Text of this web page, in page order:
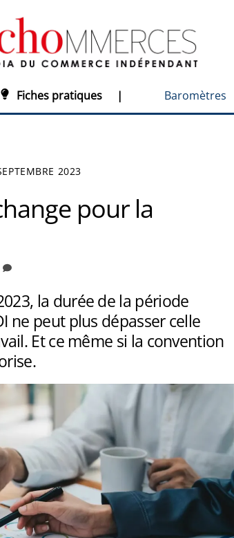
Fiches pratiques | Baromètres
2023
pour la
la durée de la période
ne peut plus dépasser celle
Et ce même si la convention